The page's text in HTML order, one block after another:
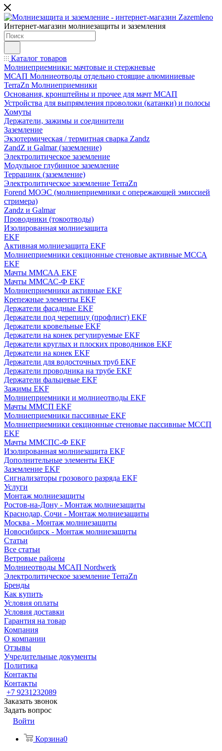
Интернет-магазин молниезащиты и заземления
Каталог товаров
Молниеприемники: мачтовые и стержневые
МСАП Молниеотводы отдельно стоящие алюминиевые
TerraZn Молниеприемники
Основания, кронштейны и прочее для мачт МСАП
Устройства для выпрямления проволоки (катанки) и полосы
Хомуты
Держатели, зажимы и соединители
Заземление
Экзотермическая / термитная сварка Zandz
ZandZ и Galmar (заземление)
Электролитическое заземление
Модульное глубинное заземление
Террацинк (заземление)
Электролитическое заземление TerraZn
Forend МОЭС (молниеприемники с опережающей эмиссией
стримера)
Zandz и Galmar
Проводники (токоотводы)
Изолированная молниезащита
EKF
Активная молниезащита EKF
Молниеприемники секционные стеновые активные МССА
EKF
Мачты ММСАА EKF
Мачты ММСАС-Ф EKF
Молниеприемники активные EKF
Крепежные элементы EKF
Держатели фасадные EKF
Держатели под черепицу (профлист) EKF
Держатели кровельные EKF
Держатели на конек регулируемые EKF
Держатели круглых и плоских проводников EKF
Держатели на конек EKF
Держатели для водосточных труб EKF
Держатели проводника на трубе EKF
Держатели фальцевые EKF
Зажимы EKF
Молниеприемники и молниеотводы EKF
Мачты ММСП EKF
Молниеприемники пассивные EKF
Молниеприемники секционные стеновые пассивные МССП
EKF
Мачты ММСПС-Ф EKF
Изолированная молниезащита EKF
Дополнительные элементы EKF
Заземление EKF
Сигнализаторы грозового разряда EKF
Услуги
Монтаж молниезащиты
Ростов-на-Дону - Монтаж молниезащиты
Краснодар, Сочи - Монтаж молниезащиты
Москва - Монтаж молниезащиты
Новосибирск - Монтаж молниезащиты
Статьи
Все статьи
Ветровые районы
Молниеотводы МСАП Nordwerk
Электролитическое заземление TerraZn
Бренды
Как купить
Условия оплаты
Условия доставки
Гарантия на товар
Компания
О компании
Отзывы
Учредительные документы
Политика
Контакты
Контакты
+7 9231232089
Заказать звонок
Задать вопрос
Войти
Корзина0